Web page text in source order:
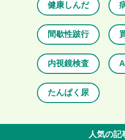
健康しんだ
間歇性跛行
内視鏡検査 A
たんぱく尿
人気の記